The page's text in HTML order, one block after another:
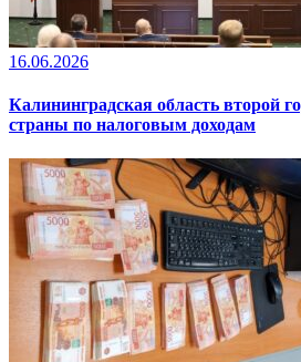
16.06.2026
Калининградская область второй
страны по налоговым доходам